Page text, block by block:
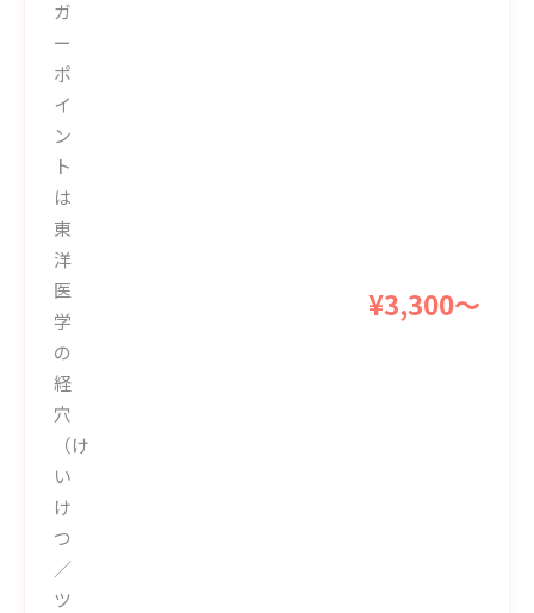
ガ
ー
ポ
イ
ン
ト
は
東
洋
医
学
の
経
穴
（け
い
け
つ
／
ツ
¥3,300〜